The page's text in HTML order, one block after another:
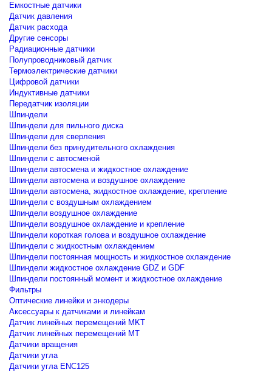
Емкостные датчики
Датчик давления
Датчик расхода
Другие сенсоры
Радиационные датчики
Полупроводниковый датчик
Термоэлектрические датчики
Цифровой датчики
Индуктивные датчики
Передатчик изоляции
Шпиндели
Шпиндели для пильного диска
Шпиндели для сверления
Шпиндели без принудительного охлаждения
Шпиндели с автосменой
Шпиндели автосмена и жидкостное охлаждение
Шпиндели автосмена и воздушное охлаждение
Шпиндели автосмена, жидкостное охлаждение, крепление
Шпиндели с воздушным охлаждением
Шпиндели воздушное охлаждение
Шпиндели воздушное охлаждение и крепление
Шпиндели короткая голова и воздушное охлаждение
Шпиндели с жидкостным охлаждением
Шпиндели постоянная мощность и жидкостное охлаждение
Шпиндели жидкостное охлаждение GDZ и GDF
Шпиндели постоянный момент и жидкостное охлаждение
Фильтры
Оптические линейки и энкодеры
Аксессуары к датчиками и линейкам
Датчик линейных перемещений MKT
Датчик линейных перемещений MT
Датчики вращения
Датчики угла
Датчики угла ENC125